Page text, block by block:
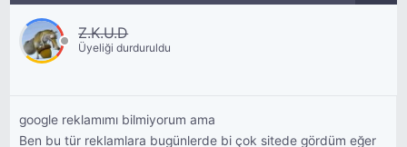
Z.K.U.D
Üyeliği durduruldu
google reklamımı bilmiyorum ama
Ben bu tür reklamlara bugünlerde bi çok sitede gördüm eğer